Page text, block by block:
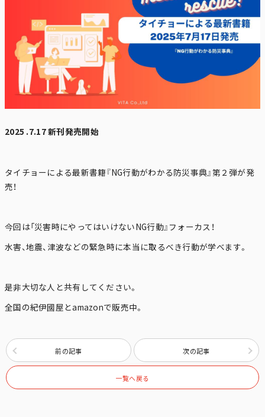
2025 .7.17 新刊発売開始
タイチョーによる最新書籍『NG行動がわかる防災事典』第２弾が発
売！
今回は「災害時にやってはいけないNG行動』フォーカス！
水害、地震、津波などの緊急時に本当に取るべき行動が学べます。
是非大切な人と共有してください。
全国の紀伊國屋とamazonで販売中。
前の記事 次の記事
一覧へ戻る